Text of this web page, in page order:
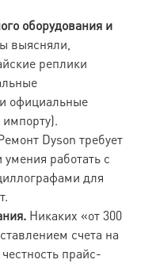
оборудования и
выясняли,
реплики
официальные
Dyson требует
работать с
для
Никаких «от 300
счета на
прайс-